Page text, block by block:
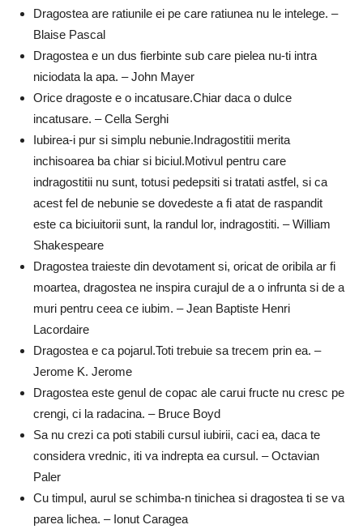
Dragostea are ratiunile ei pe care ratiunea nu le intelege. –
Blaise Pascal
Dragostea e un dus fierbinte sub care pielea nu-ti intra
niciodata la apa. – John Mayer
Orice dragoste e o incatusare.Chiar daca o dulce
incatusare. – Cella Serghi
Iubirea-i pur si simplu nebunie.Indragostitii merita
inchisoarea ba chiar si biciul.Motivul pentru care
indragostitii nu sunt, totusi pedepsiti si tratati astfel, si ca
acest fel de nebunie se dovedeste a fi atat de raspandit
este ca biciuitorii sunt, la randul lor, indragostiti. – William
Shakespeare
Dragostea traieste din devotament si, oricat de oribila ar fi
moartea, dragostea ne inspira curajul de a o infrunta si de a
muri pentru ceea ce iubim. – Jean Baptiste Henri
Lacordaire
Dragostea e ca pojarul.Toti trebuie sa trecem prin ea. –
Jerome K. Jerome
Dragostea este genul de copac ale carui fructe nu cresc pe
crengi, ci la radacina. – Bruce Boyd
Sa nu crezi ca poti stabili cursul iubirii, caci ea, daca te
considera vrednic, iti va indrepta ea cursul. – Octavian
Paler
Cu timpul, aurul se schimba-n tinichea si dragostea ti se va
parea lichea. – Ionut Caragea